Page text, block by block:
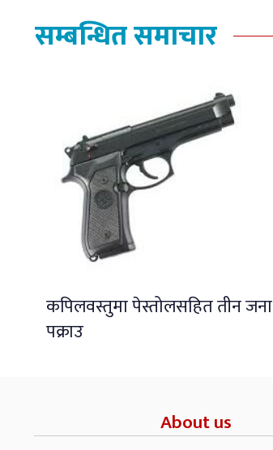
सम्बन्धित समाचार
कपिलवस्तुमा पेस्तोलसहित तीन जना
पक्राउ
About us